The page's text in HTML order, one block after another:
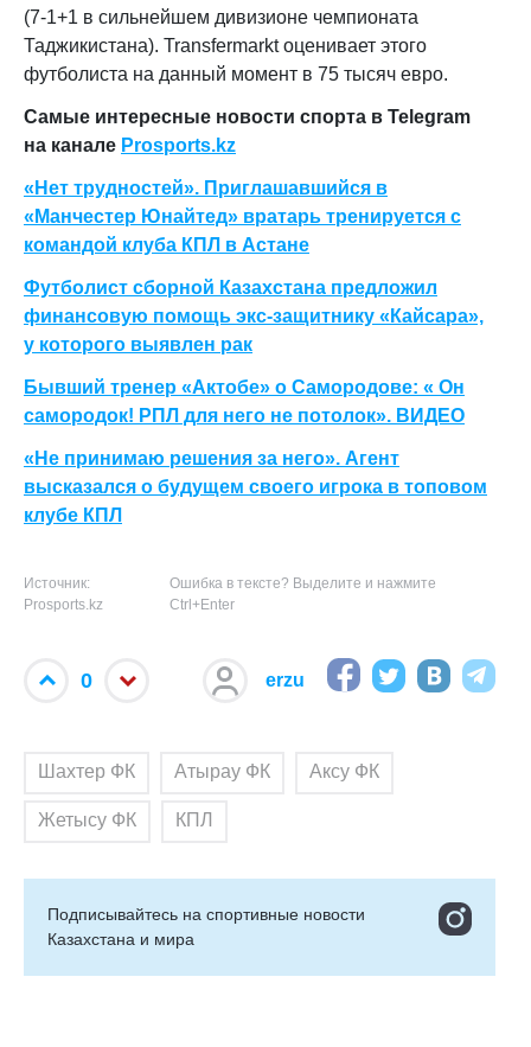
(7-1+1 в сильнейшем дивизионе чемпионата
Таджикистана). Transfermarkt оценивает этого
футболиста на данный момент в 75 тысяч евро.
Самые интересные новости спорта в Telegram
на канале Prosports.kz
«Нет трудностей». Приглашавшийся в
«Манчестер Юнайтед» вратарь тренируется с
командой клуба КПЛ в Астане
Футболист сборной Казахстана предложил
финансовую помощь экс-защитнику «Кайсара»,
у которого выявлен рак
Бывший тренер «Актобе» о Самородове: « Он
самородок! РПЛ для него не потолок». ВИДЕО
«Не принимаю решения за него». Агент
высказался о будущем своего игрока в топовом
клубе КПЛ
Источник:
Prosports.kz
Ошибка в тексте? Выделите и нажмите
Ctrl+Enter
0 erzu
Шахтер ФК Атырау ФК Аксу ФК
Жетысу ФК КПЛ
Подписывайтесь на cпортивные новости
Казахстана и мира